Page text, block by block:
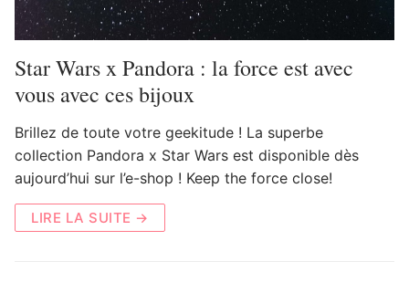
Star Wars x Pandora : la force est avec
vous avec ces bijoux
Brillez de toute votre geekitude ! La superbe
collection Pandora x Star Wars est disponible dès
aujourd’hui sur l’e-shop ! Keep the force close!
LIRE LA SUITE →